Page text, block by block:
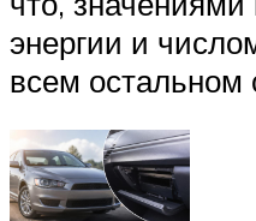
энергии и
всем остальном